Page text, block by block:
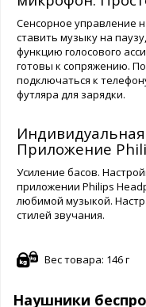
Сенсорное управление
ставить музыку на
функцию голосового
готовы к сопряжению.
подключаться к
футляра для зарядки.
Индивидуальная
Приложение
Усиление басов.
приложении Philips
любимой музыкой.
стилей звучания.
Вес товара: 146 г
Наушники